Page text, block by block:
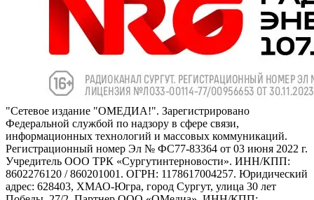
"Сетевое издание "ОМЕДИА!". Зарегистрировано
Федеральной службой по надзору в сфере связи,
информационных технологий и массовых коммуникаций.
Регистрационный номер Эл № ФС77-83364 от 03 июня 2022 г.
Учредитель ООО ТРК «Сургутинтерновости». ИНН/КПП:
8602276120 / 860201001. ОГРН: 1178617004257. Юридический
адрес: 628403, ХМАО-Югра, город Сургут, улица 30 лет